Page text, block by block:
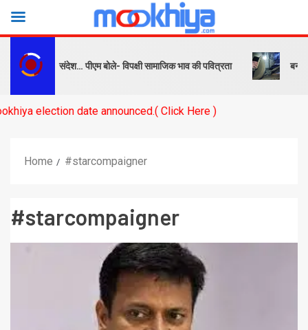
सबक और संदेश… पीएम बोले- विपक्षी सामाजिक भाव की पवित्रता बनारस
date announced.( Click Here )
Home #starcompaigner
#starcompaigner